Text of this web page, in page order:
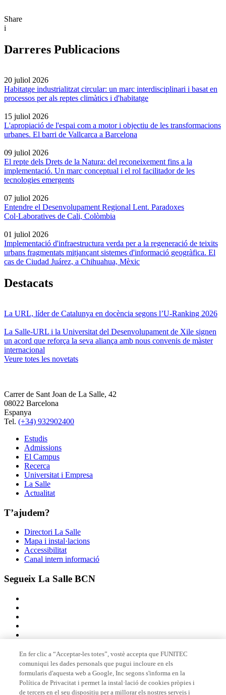
Share
i
Darreres Publicacions
20 juliol 2026
Habitatge industrialitzat circular: un marc interdisciplinari i basat en
processos per als reptes climàtics i d'habitatge
15 juliol 2026
L'apropiació de l'espai com a motor i objectiu de les transformacions
urbanes. El barri de Vallcarca a Barcelona
09 juliol 2026
El repte dels Drets de la Natura: del reconeixement fins a la
implementació. Un marc conceptual i el rol facilitador de les
tecnologies emergents
07 juliol 2026
Entendre el Desenvolupament Regional Lent. Paradoxes
Col·Laboratives de Cali, Colòmbia
01 juliol 2026
Implementació d'infraestructura verda per a la regeneració de teixits
urbans fragmentats mitjançant sistemes d'informació geogràfica. El
cas de Ciudad Juárez, a Chihuahua, Mèxic
Destacats
La URL, líder de Catalunya en docència segons l’U-Ranking 2026
La Salle-URL i la Universitat del Desenvolupament de Xile signen
un acord que reforça la seva aliança amb nous convenis de màster
internacional
Veure totes les novetats
Carrer de Sant Joan de La Salle, 42
08022 Barcelona
Espanya
Tel. (+34) 932902400
Estudis
Admissions
El Campus
Recerca
Universitat i Empresa
La Salle
Actualitat
T’ajudem?
Directori La Salle
Mapa i instal·lacions
Accessibilitat
Canal intern informació
Segueix La Salle BCN
Membre de
En fer clic a “Acceptar-les totes”, vostè accepta que FUNITEC
comuniqui les dades personals que pugui incloure en els
formularis d'aquesta web a Google, Inc segons s'informa en la
Política de Privacitat i permet la instal·lació de cookies pròpies i
de tercers en el seu dispositiu per a millorar els nostres serveis i